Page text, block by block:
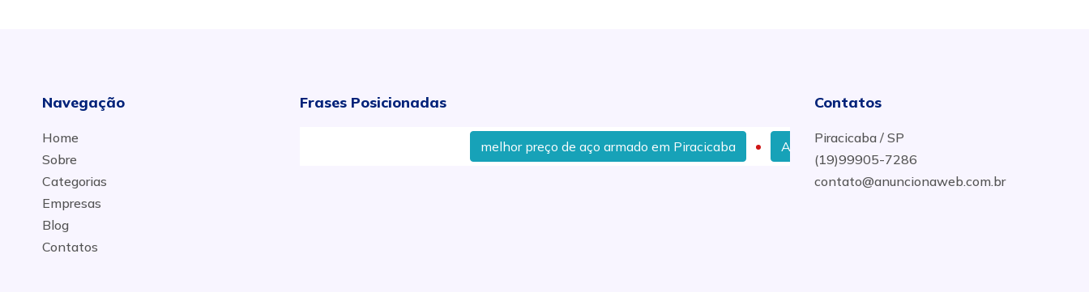
Navegação
Home
Sobre
Categorias
Empresas
Blog
Contatos
Frases Posicionadas
melhor preço de aço armado em Piracicaba Aço e Ferragem Armada com Melhor Preço em Rio das
Contatos
Piracicaba / SP
(19)99905-7286
contato@anuncionaweb.com.br